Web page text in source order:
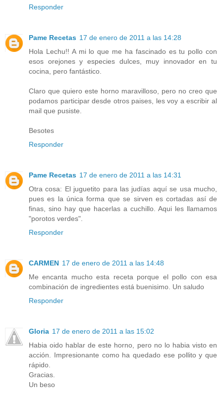
Responder
Pame Recetas 17 de enero de 2011 a las 14:28
Hola Lechu!! A mi lo que me ha fascinado es tu pollo con
esos orejones y especies dulces, muy innovador en tu
cocina, pero fantástico.
Claro que quiero este horno maravilloso, pero no creo que
podamos participar desde otros paises, les voy a escribir al
mail que pusiste.
Besotes
Responder
Pame Recetas 17 de enero de 2011 a las 14:31
Otra cosa: El juguetito para las judías aquí se usa mucho,
pues es la única forma que se sirven es cortadas así de
finas, sino hay que hacerlas a cuchillo. Aqui les llamamos
"porotos verdes".
Responder
CARMEN 17 de enero de 2011 a las 14:48
Me encanta mucho esta receta porque el pollo con esa
combinación de ingredientes está buenisimo. Un saludo
Responder
Gloria 17 de enero de 2011 a las 15:02
Habia oido hablar de este horno, pero no lo habia visto en
acción. Impresionante como ha quedado ese pollito y que
rápido.
Gracias.
Un beso